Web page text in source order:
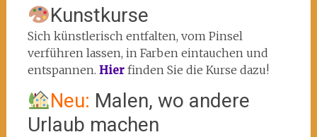
Kunstkurse
Sich künstlerisch entfalten, vom Pinsel
verführen lassen, in Farben eintauchen und
entspannen. Hier finden Sie die Kurse dazu!
Neu: Malen, wo andere
Urlaub machen